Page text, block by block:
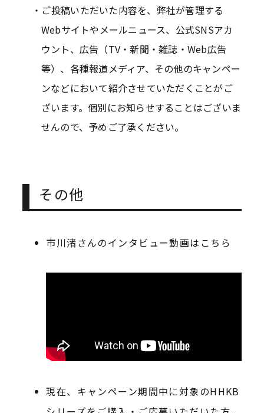
ご投稿いただいた内容を、弊社が管理する
Webサイトやメールニュース、公式SNSアカ
ウント、広告（TV・新聞・雑誌・Web広告
等）、各種報道メディア、その他のキャンペー
ンなどにおいて紹介させていただくことがご
ざいます。個別にお知らせすることはございま
せんので、予めご了承ください。
その他
市川渚さんのインタビュー動画はこちら
現在、キャンペーン期間中に対象のHHKB